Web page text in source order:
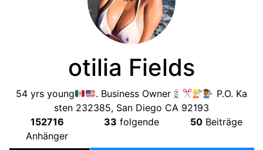
otilia Fields
54 yrs young . Business Owner P.O. Ka
sten 232385, San Diego CA 92193
152716
Anhänger
33 folgende 50Beiträge